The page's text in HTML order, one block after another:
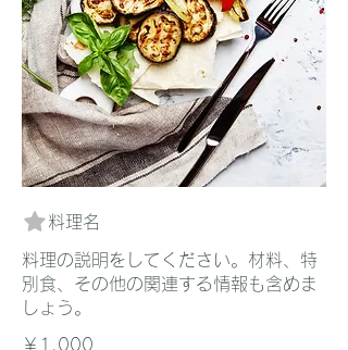
料理名
料理の説明をしてください。材料、特
別食、その他の関連する情報も含めま
しょう。
￥1,000